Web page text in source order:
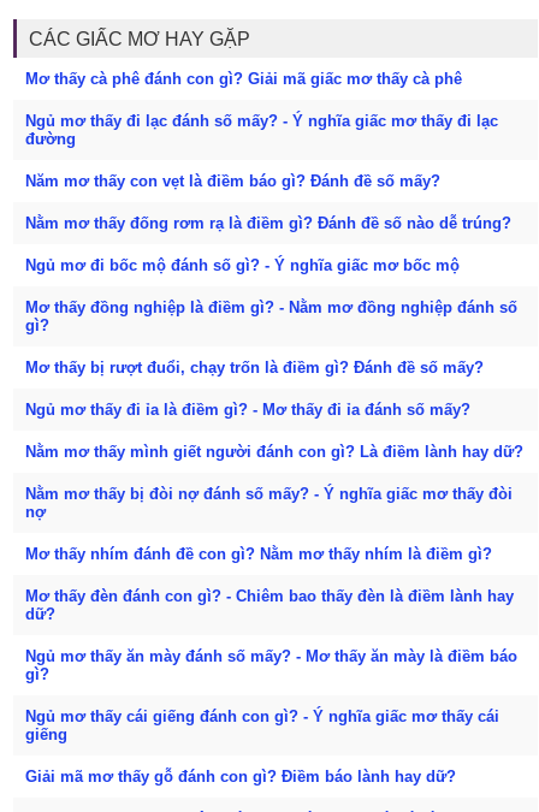
CÁC GIẤC MƠ HAY GẶP
Mơ thấy cà phê đánh con gì? Giải mã giấc mơ thấy cà phê
Ngủ mơ thấy đi lạc đánh số mấy? - Ý nghĩa giấc mơ thấy đi lạc
đường
Năm mơ thấy con vẹt là điềm báo gì? Đánh đề số mấy?
Nằm mơ thấy đống rơm rạ là điềm gì? Đánh đề số nào dễ trúng?
Ngủ mơ đi bốc mộ đánh số gì? - Ý nghĩa giấc mơ bốc mộ
Mơ thấy đồng nghiệp là điềm gì? - Nằm mơ đồng nghiệp đánh số
gì?
Mơ thấy bị rượt đuổi, chạy trốn là điềm gì? Đánh đề số mấy?
Ngủ mơ thấy đi ỉa là điềm gì? - Mơ thấy đi ỉa đánh số mấy?
Nằm mơ thấy mình giết người đánh con gì? Là điềm lành hay dữ?
Nằm mơ thấy bị đòi nợ đánh số mấy? - Ý nghĩa giấc mơ thấy đòi
nợ
Mơ thấy nhím đánh đề con gì? Nằm mơ thấy nhím là điềm gì?
Mơ thấy đèn đánh con gì? - Chiêm bao thấy đèn là điềm lành hay
dữ?
Ngủ mơ thấy ăn mày đánh số mấy? - Mơ thấy ăn mày là điềm báo
gì?
Ngủ mơ thấy cái giếng đánh con gì? - Ý nghĩa giấc mơ thấy cái
giếng
Giải mã mơ thấy gỗ đánh con gì? Điềm báo lành hay dữ?